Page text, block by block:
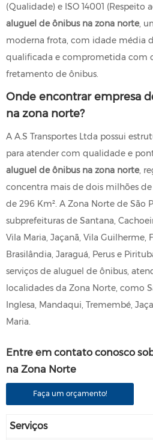
(Qualidade) e ISO 14001 (Respeito
aluguel de ônibus na zona norte,
moderna frota, com idade média
qualificada e comprometida com
fretamento de ônibus.
Onde encontrar empresa
na zona norte?
A A.S Transportes Ltda possui
para atender com qualidade e
aluguel de ônibus na zona norte,
concentra mais de dois milhões
de 296 Km². A Zona Norte de São
subprefeituras de Santana,
Vila Maria, Jaçanã, Vila Guilherme,
Brasilândia, Jaraguá, Perus e
serviços de aluguel de ônibus,
localidades da Zona Norte, como
Inglesa, Mandaqui, Tremembé,
Maria.
Entre em contato conosco
na Zona Norte
Faça um orçamento!
Serviços